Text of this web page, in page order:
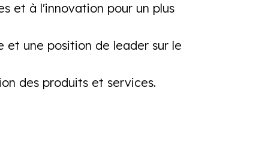
et à l'innovation pour un plus
une position de leader sur le
des produits et services.